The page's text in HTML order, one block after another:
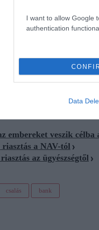
I want to allow Google
authentication
Data
egy
a link egy profi módon
személyes
kéri a lakosságot: soha
tűnnek.
embereket veszik célba
riasztás a NAV-tól
az ügyészségtől
csalás bank